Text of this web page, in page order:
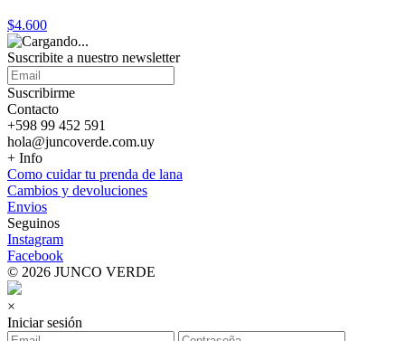
$4.600
Suscribite a nuestro newsletter
Suscribirme
Contacto
+598 99 452 591
hola@juncoverde.com.uy
+ Info
Como cuidar tu prenda de lana
Cambios y devoluciones
Envios
Seguinos
Instagram
Facebook
© 2026 JUNCO VERDE
×
Iniciar sesión